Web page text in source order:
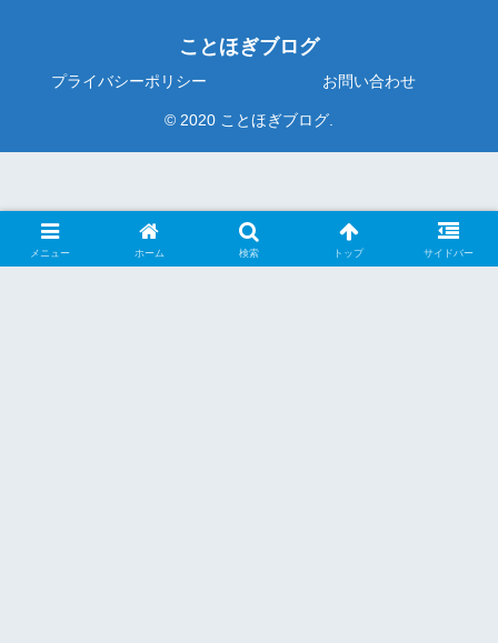
ことほぎブログ
プライバシーポリシー お問い合わせ
© 2020 ことほぎブログ.
メニュー ホーム 検索 トップ サイドバー